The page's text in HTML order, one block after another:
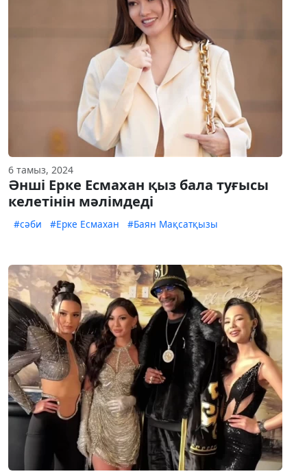
6 тамыз, 2024
Әнші Ерке Есмахан қыз бала туғысы
келетінін мәлімдеді
#сәби #Ерке Есмахан #Баян Мақсатқызы